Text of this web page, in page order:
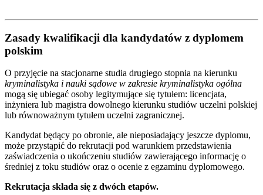
Zasady kwalifikacji dla kandydatów z dyplomem
polskim
O przyjęcie na stacjonarne studia drugiego stopnia na kierunku
kryminalistyka i nauki sądowe w zakresie kryminalistyka ogólna
mogą się ubiegać osoby legitymujące się tytułem: licencjata,
inżyniera lub magistra dowolnego kierunku studiów uczelni polskiej
lub równoważnym tytułem uczelni zagranicznej.
Kandydat będący po obronie, ale nieposiadający jeszcze dyplomu,
może przystąpić do rekrutacji pod warunkiem przedstawienia
zaświadczenia o ukończeniu studiów zawierającego informację o
średniej z toku studiów oraz o ocenie z egzaminu dyplomowego.
Rekrutacja składa się z dwóch etapów.